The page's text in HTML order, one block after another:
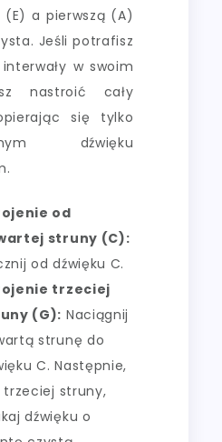
a pierwszą (A)
Jeśli potrafisz
w swoim
nastroić cały
się tylko
dźwięku
od
struny (C):
od dźwięku C.
trzeciej
(G): Naciągnij
strunę do
C. Następnie,
trzeciej struny,
dźwięku o